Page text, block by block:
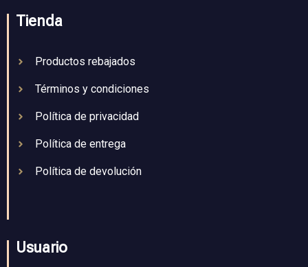
Tienda
Productos rebajados
Términos y condiciones
Política de privacidad
Política de entrega
Política de devolución
Usuario